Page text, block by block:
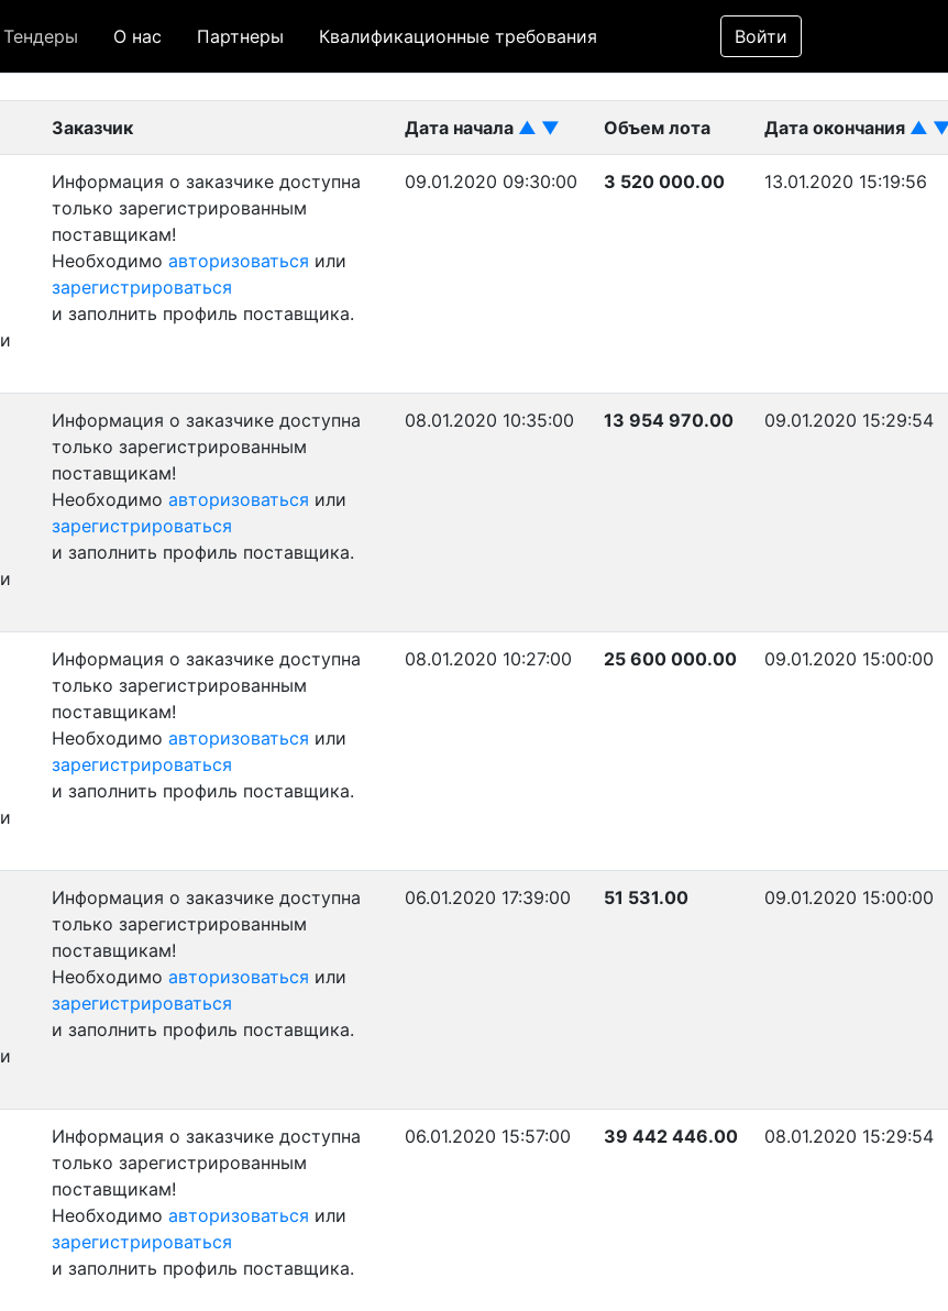
Тендеры О нас Партнеры Квалификационные требования Войти
Фильтр
Заказчик Дата начала ▲ ▼ Объем лота Дата окончания ▲
и
Информация о заказчике доступна
только зарегистрированным
поставщикам!
Необходимо авторизоваться или
зарегистрироваться
и заполнить профиль поставщика.
09.01.2020 09:30:00 3 520 000.00 13.01.2020 15:19:56
и
Информация о заказчике доступна
только зарегистрированным
поставщикам!
Необходимо авторизоваться или
зарегистрироваться
и заполнить профиль поставщика.
08.01.2020 10:35:00 13 954 970.00 09.01.2020 15:29:54
и
Информация о заказчике доступна
только зарегистрированным
поставщикам!
Необходимо авторизоваться или
зарегистрироваться
и заполнить профиль поставщика.
08.01.2020 10:27:00 25 600 000.00 09.01.2020 15:00:00
и
Информация о заказчике доступна
только зарегистрированным
поставщикам!
Необходимо авторизоваться или
зарегистрироваться
и заполнить профиль поставщика.
06.01.2020 17:39:00 51 531.00 09.01.2020 15:00:00
Информация о заказчике доступна
только зарегистрированным
поставщикам!
Необходимо авторизоваться или
зарегистрироваться
и заполнить профиль поставщика.
06.01.2020 15:57:00 39 442 446.00 08.01.2020 15:29:54